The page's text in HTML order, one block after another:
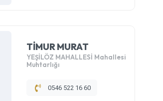
TİMUR MURAT
YEŞİLÖZ MAHALLESİ Mahallesi
Muhtarlığı
0546 522 16 60